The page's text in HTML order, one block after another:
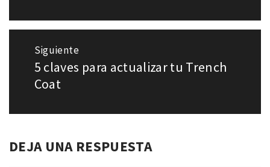
Siguiente
Entrada
siguiente:
5 claves para actualizar tu Trench
Coat
DEJA UNA RESPUESTA